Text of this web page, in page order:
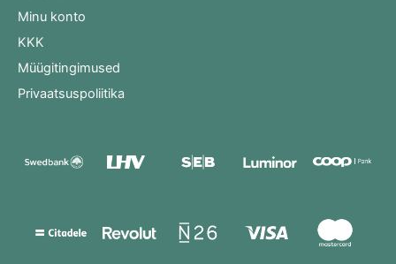
Minu konto
KKK
Müügitingimused
Privaatsuspoliitika